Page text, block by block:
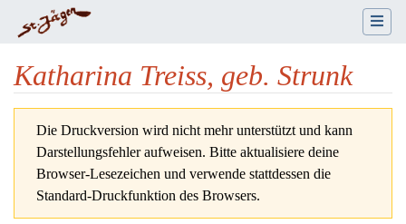
Katharina Treiss, geb. Strunk
Die Druckversion wird nicht mehr unterstützt und kann
Darstellungsfehler aufweisen. Bitte aktualisiere deine
Browser-Lesezeichen und verwende stattdessen die
Standard-Druckfunktion des Browsers.